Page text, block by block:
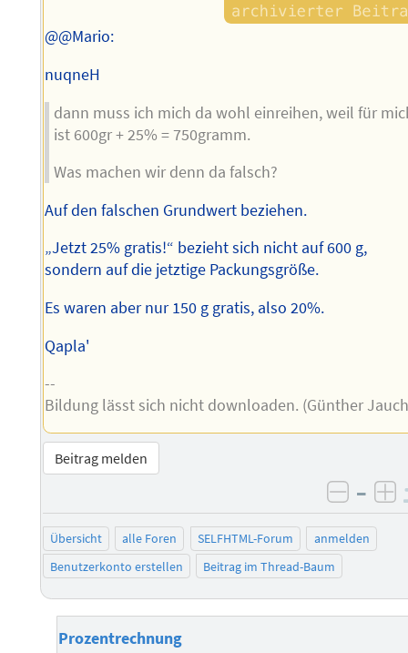
@@Mario:
nuqneH
dann muss ich mich da wohl einreihen, weil für
ist 600gr + 25% = 750gramm.
Was machen wir denn da falsch?
Auf den falschen Grundwert beziehen.
„Jetzt 25% gratis!“ bezieht sich nicht auf 600 g,
sondern auf die jetztige Packungsgröße.
Es waren aber nur 150 g gratis, also 20%.
Qapla'
--
Bildung lässt sich nicht downloaden. (Günther
Beitrag melden
–
Übersicht alle Foren SELFHTML-Forum
anmelden
Benutzerkonto erstellen
Beitrag im Thread-Baum
Prozentrechnung